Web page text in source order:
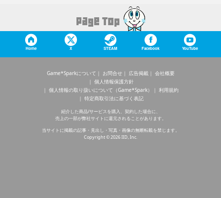
Home X STEAM Facebook YouTube
Game*Sparkについて お問合せ 広告掲載
会社概要
個人情報保護方針
個人情報の取り扱いについて（Game*Spark）
利用規約
特定商取引法に基づく表記
紹介した商品/サービスを購入、契約した場合に、
売上の一部が弊社サイトに還元されることがあります。
当サイトに掲載の記事・見出し・写真・画像の無断転載を禁じます。
Copyright © 2026 IID, Inc.